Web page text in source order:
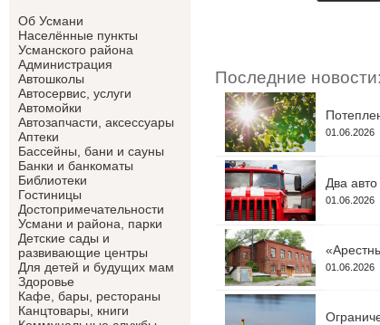
Об Усмани
Населённые пункты
Усманского района
Администрация
Автошколы
Автосервис, услуги
Автомойки
Автозапчасти, аксессуары
Аптеки
Бассейны, бани и сауны
Банки и банкоматы
Библиотеки
Гостиницы
Достопримечательности
Усмани и района, парки
Детские сады и
развивающие центры
Для детей и будущих мам
Здоровье
Кафе, бары, рестораны
Канцтовары, книги
Последние новости:
01.06.2026
Два
01.06.2026
01.06.2026